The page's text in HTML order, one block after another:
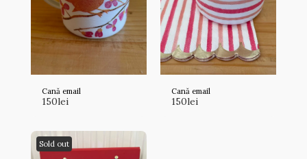
Cană email
150lei
Cană email
150lei
Sold out